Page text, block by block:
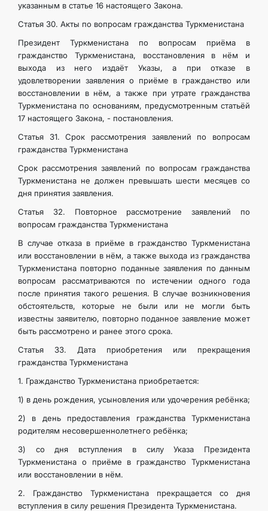
указанным в статье 16 настоящего Закона.
Статья 30. Акты по вопросам гражданства Туркменистана
Президент Туркменистана по вопросам приёма в
гражданство Туркменистана, восстановления в нём и
выхода из него издаёт Указы, а при отказе в
удовлетворении заявления о приёме в гражданство или
восстановлении в нём, а также при утрате гражданства
Туркменистана по основаниям, предусмотренным статьёй
17 настоящего Закона, - постановления.
Статья 31. Срок рассмотрения заявлений по вопросам
гражданства Туркменистана
Срок рассмотрения заявлений по вопросам гражданства
Туркменистана не должен превышать шести месяцев со
дня принятия заявления.
Статья 32. Повторное рассмотрение заявлений по
вопросам гражданства Туркменистана
В случае отказа в приёме в гражданство Туркменистана
или восстановлении в нём, а также выхода из гражданства
Туркменистана повторно поданные заявления по данным
вопросам рассматриваются по истечении одного года
после принятия такого решения. В случае возникновения
обстоятельств, которые не были или не могли быть
известны заявителю, повторно поданное заявление может
быть рассмотрено и ранее этого срока.
Статья 33. Дата приобретения или прекращения
гражданства Туркменистана
1. Гражданство Туркменистана приобретается:
1) в день рождения, усыновления или удочерения ребёнка;
2) в день предоставления гражданства Туркменистана
родителям несовершеннолетнего ребёнка;
3) со дня вступления в силу Указа Президента
Туркменистана о приёме в гражданство Туркменистана
или восстановлении в нём.
2. Гражданство Туркменистана прекращается со дня
вступления в силу решения Президента Туркменистана.